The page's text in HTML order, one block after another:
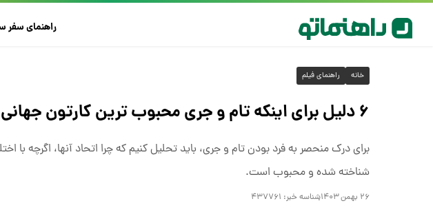
راهنمای سفر
خانه راهنمای فیلم
۶ دلیل برای اینکه تام و جری محبوب ترین کارتون جهانی است
برای درک منحصر به فرد بودن تام و جری، باید تحلیل کنیم که چرا اتحاد آنها، اگرچه با
شناخته شده و محبوب است.
۲۶ بهمن ۱۴۰۳ شناسه خبر: ۴۳۷۷۶۱